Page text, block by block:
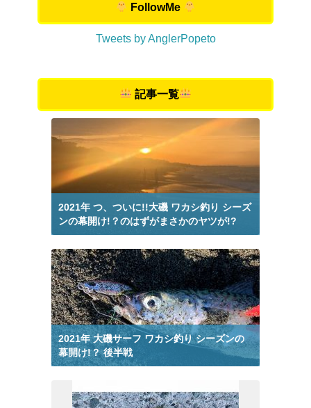
FollowMe
Tweets by AnglerPopeto
記事一覧